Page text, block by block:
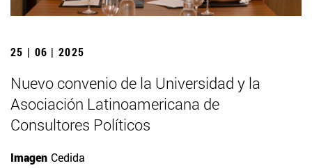
25 | 06 | 2025
Nuevo convenio de la Universidad y la
Asociación Latinoamericana de
Consultores Políticos
Imagen Cedida